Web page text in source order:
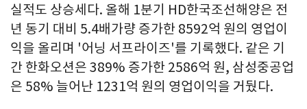
실적도 상승세다. 올해 1분기 HD한국조선해양은 전
년 동기 대비 5.4배가량 증가한 8592억 원의 영업이
익을 올리며 '어닝 서프라이즈'를 기록했다. 같은 기
간 한화오션은 389% 증가한 2586억 원, 삼성중공업
은 58% 늘어난 1231억 원의 영업이익을 거뒀다.